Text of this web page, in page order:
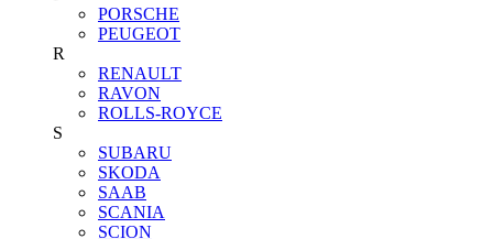
PORSCHE
PEUGEOT
R
RENAULT
RAVON
ROLLS-ROYCE
S
SUBARU
SKODA
SAAB
SCANIA
SCION